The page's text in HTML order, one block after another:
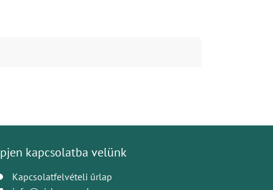
kapcsolatba velünk
Kapcsolatfelvételi űrlap